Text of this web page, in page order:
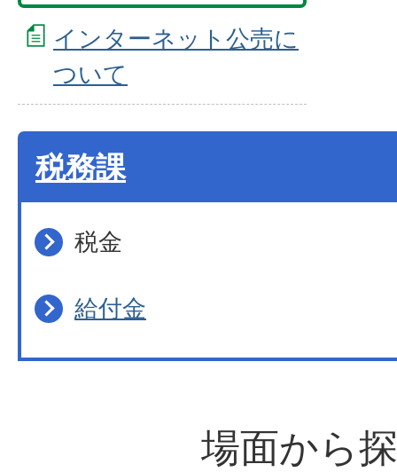
インターネット公売に
ついて
税務課
税金
給付金
場面から